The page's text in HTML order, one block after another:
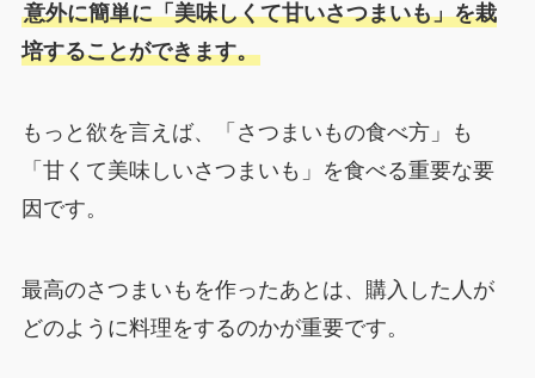
意外に簡単に「美味しくて甘いさつまいも」を栽
培することができます。
もっと欲を言えば、「さつまいもの食べ方」も
「甘くて美味しいさつまいも」を食べる重要な要
因です。
最高のさつまいもを作ったあとは、購入した人が
どのように料理をするのかが重要です。